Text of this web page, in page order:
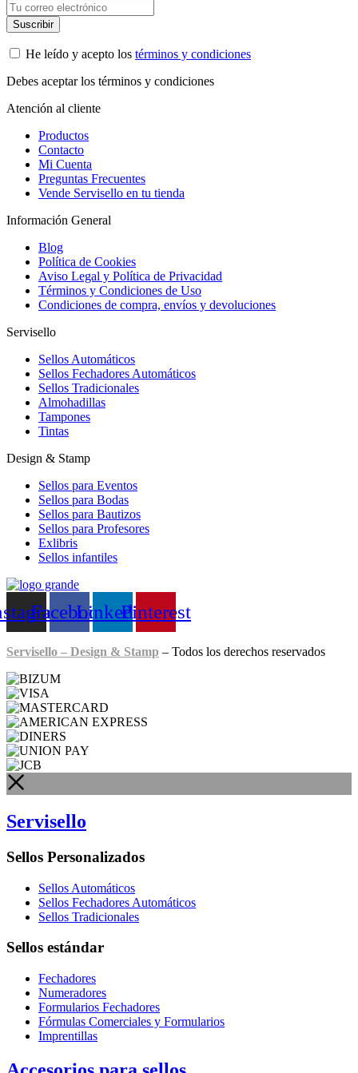
He leído y acepto los términos y condiciones
Debes aceptar los términos y condiciones
Atención al cliente
Productos
Contacto
Mi Cuenta
Preguntas Frecuentes
Vende Servisello en tu tienda
Información General
Blog
Política de Cookies
Aviso Legal y Política de Privacidad
Términos y Condiciones de Uso
Condiciones de compra, envíos y devoluciones
Servisello
Sellos Automáticos
Sellos Fechadores Automáticos
Sellos Tradicionales
Almohadillas
Tampones
Tintas
Design & Stamp
Sellos para Eventos
Sellos para Bodas
Sellos para Bautizos
Sellos para Profesores
Exlibris
Sellos infantiles
FacebookLinkedinPinterest
Servisello – Design & Stamp – Todos los derechos reservados
Servisello
Sellos Personalizados
Sellos Automáticos
Sellos Fechadores Automáticos
Sellos Tradicionales
Sellos estándar
Fechadores
Numeradores
Formularios Fechadores
Fórmulas Comerciales y Formularios
Imprentillas